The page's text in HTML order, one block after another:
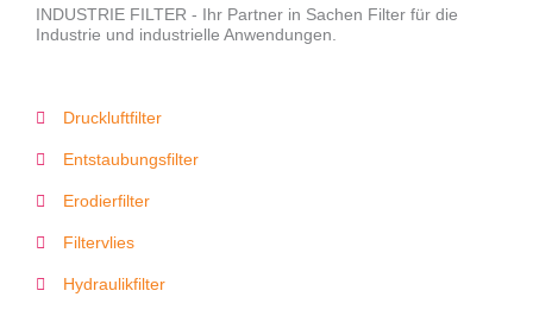
INDUSTRIE FILTER - Ihr Partner in Sachen Filter für die
Industrie und industrielle Anwendungen.
Druckluftfilter
Entstaubungsfilter
Erodierfilter
Filtervlies
Hydraulikfilter